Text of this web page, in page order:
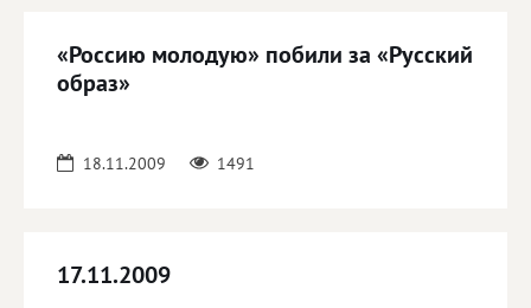
«Россию молодую» побили за «Русский
образ»
18.11.2009 1491
17.11.2009